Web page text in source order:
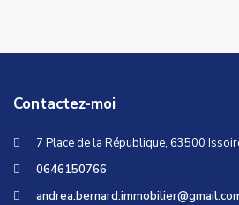
Contactez-moi
7 Place de la République, 63500
0646150766